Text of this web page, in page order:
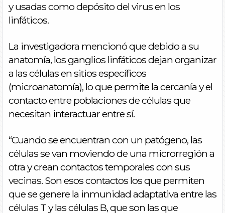
y usadas como depósito del virus en los
linfáticos.
La investigadora mencionó que debido a su
anatomía, los ganglios linfáticos dejan organizar
a las células en sitios específicos
(microanatomía), lo que permite la cercanía y el
contacto entre poblaciones de células que
necesitan interactuar entre sí.
“Cuando se encuentran con un patógeno, las
células se van moviendo de una microrregión a
otra y crean contactos temporales con sus
vecinas. Son esos contactos los que permiten
que se genere la inmunidad adaptativa entre las
células T y las células B, que son las que